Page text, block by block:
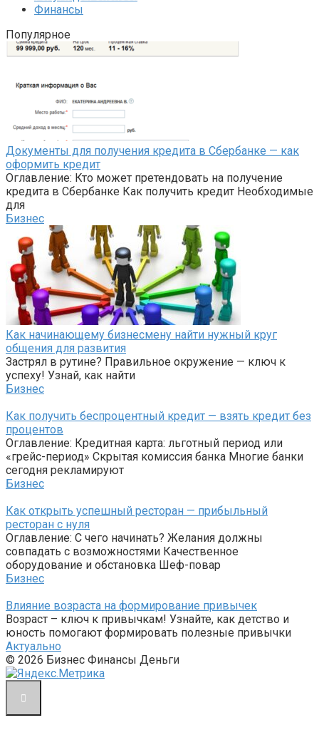
Финансы
Популярное
Документы для получения кредита в Сбербанке — как
оформить кредит
Оглавление: Кто может претендовать на получение
кредита в Сбербанке Как получить кредит Необходимые
для
Бизнес
Как начинающему бизнесмену найти нужный круг
общения для развития
Застрял в рутине? Правильное окружение — ключ к
успеху! Узнай, как найти
Бизнес
Как получить беспроцентный кредит — взять кредит без
процентов
Оглавление: Кредитная карта: льготный период или
«грейс-период» Скрытая комиссия банка Многие банки
сегодня рекламируют
Бизнес
Как открыть успешный ресторан — прибыльный
ресторан с нуля
Оглавление: С чего начинать? Желания должны
совпадать с возможностями Качественное
оборудование и обстановка Шеф-повар
Бизнес
Влияние возраста на формирование привычек
Возраст – ключ к привычкам! Узнайте, как детство и
юность помогают формировать полезные привычки
Актуально
© 2026 Бизнес Финансы Деньги